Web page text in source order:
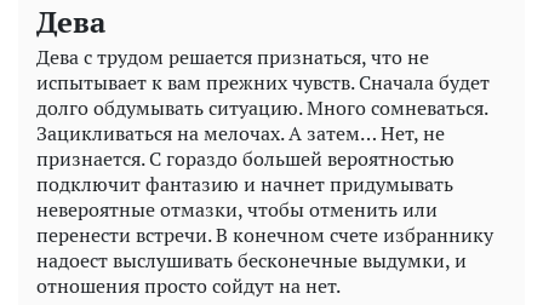
Дева
Дева с трудом решается признаться, что не
испытывает к вам прежних чувств. Сначала будет
долго обдумывать ситуацию. Много сомневаться.
Зацикливаться на мелочах. А затем… Нет, не
признается. С гораздо большей вероятностью
подключит фантазию и начнет придумывать
невероятные отмазки, чтобы отменить или
перенести встречи. В конечном счете избраннику
надоест выслушивать бесконечные выдумки, и
отношения просто сойдут на нет.